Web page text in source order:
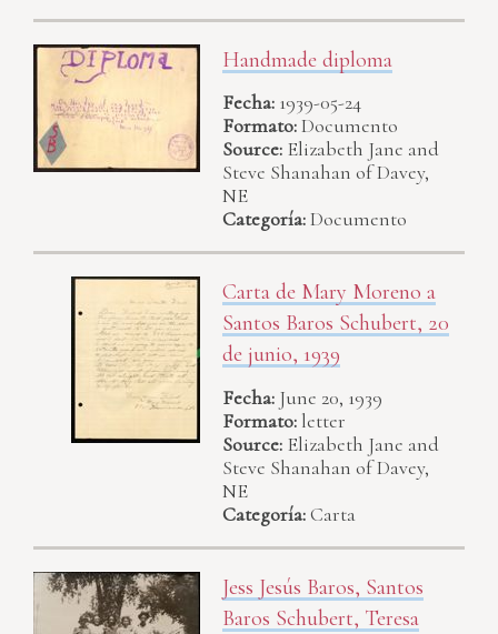
Handmade diploma
Fecha: 1939-05-24
Formato:Documento
Source: Elizabeth Jane and
Steve Shanahan of Davey,
NE
Categoría:Documento
Carta de Mary Moreno a
Santos Baros Schubert, 20
de junio, 1939
Fecha: June 20, 1939
Formato: letter
Source: Elizabeth Jane and
Steve Shanahan of Davey,
NE
Categoría:Carta
Jess Jesús Baros, Santos
Baros Schubert, Teresa